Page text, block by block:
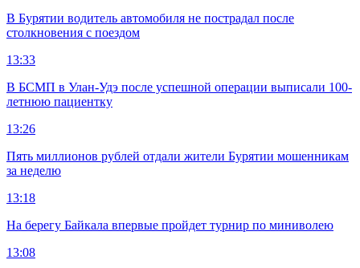
В Бурятии водитель автомобиля не пострадал после
столкновения с поездом
13:33
В БСМП в Улан-Удэ после успешной операции выписали 100-
летнюю пациентку
13:26
Пять миллионов рублей отдали жители Бурятии мошенникам
за неделю
13:18
На берегу Байкала впервые пройдет турнир по миниволею
13:08